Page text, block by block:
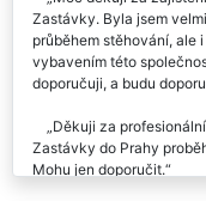
Moc děkuji za
Zastávky. Byla jsem
průběhem stěhování, ale
vybavením této
Děkuji za
Zastávky do Prahy